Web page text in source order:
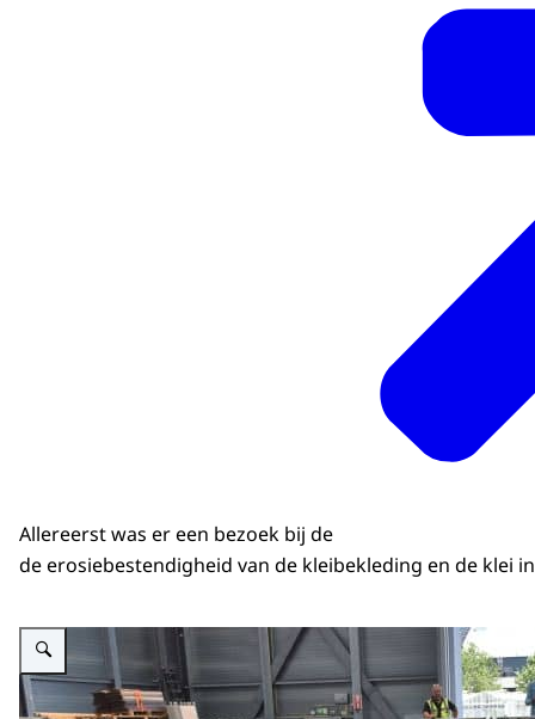
Allereerst was er een bezoek bij de
de erosiebestendigheid van de kleibekleding en de klei
Vergroot afbeelding Dijkwerkers on Tour bij de Deltagoot